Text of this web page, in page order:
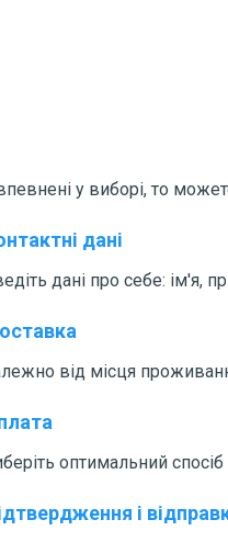
у виборі, то
дані
дані про себе: ім'я,
від місця
оптимальний
і